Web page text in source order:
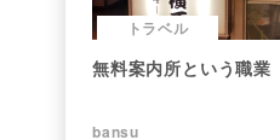
トラベル
無料案内所という職業
bansu